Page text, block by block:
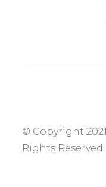
© Copyright 2021
Rights Reserved.